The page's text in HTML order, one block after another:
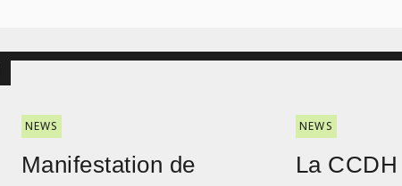
NEWS
Manifestation de
NEWS
La